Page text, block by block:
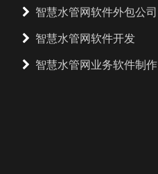
智慧水管网软件外包公司
智慧水管网软件开发
智慧水管网业务软件制作